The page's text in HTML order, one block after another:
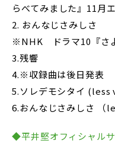
らべてみました』11月
2. おんなじさみしさ
※NHK ドラマ10『さ
3.残響
4.※収録曲は後日発表
5.ソレデモシタイ (less
6.おんなじさみしさ （
◆平井堅オフィシャル